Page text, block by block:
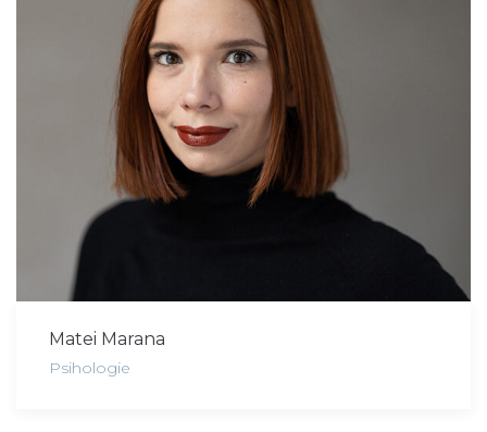
Matei Marana
Psihologie